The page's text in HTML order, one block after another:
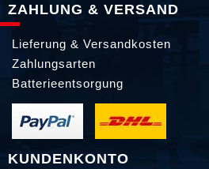
ZAHLUNG & VERSAND
Lieferung & Versandkosten
Zahlungsarten
Batterieentsorgung
KUNDENKONTO